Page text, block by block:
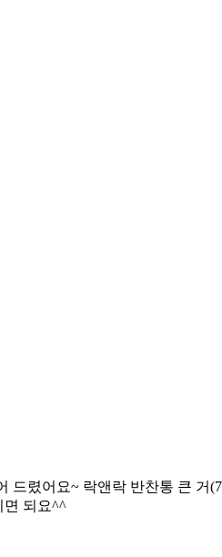
렸어요~ 락앤락 반찬통 큰 거
면 되요^^